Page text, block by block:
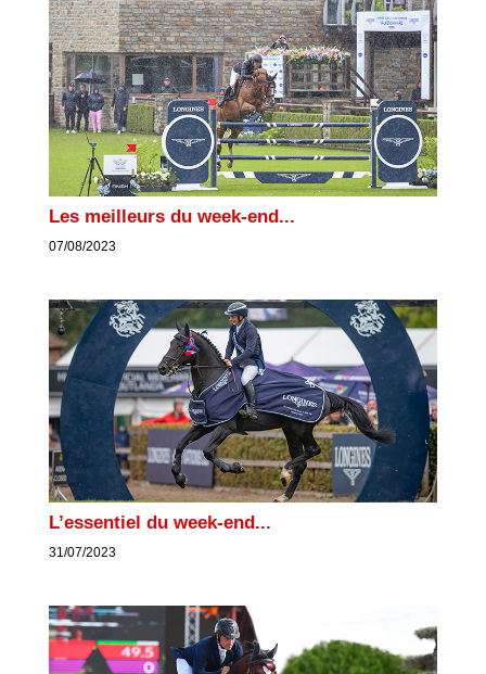
Les meilleurs du week-end...
07/08/2023
L’essentiel du week-end...
31/07/2023